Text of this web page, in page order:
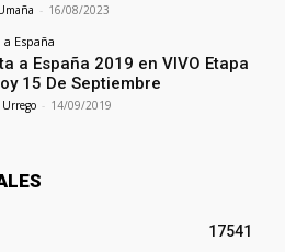
- 16/08/2023
España
a España 2019 en VIVO Etapa
15 De Septiembre
- 14/09/2019
17541